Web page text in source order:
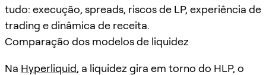
tudo: execução, spreads, riscos de LP, experiência de
trading e dinâmica de receita.
Comparação dos modelos de liquidez
Na Hyperliquid, a liquidez gira em torno do HLP, o